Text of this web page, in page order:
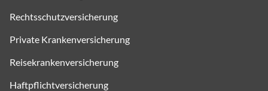
Rechtsschutzversicherung
Private Krankenversicherung
Reisekrankenversicherung
Haftpflichtversicherung